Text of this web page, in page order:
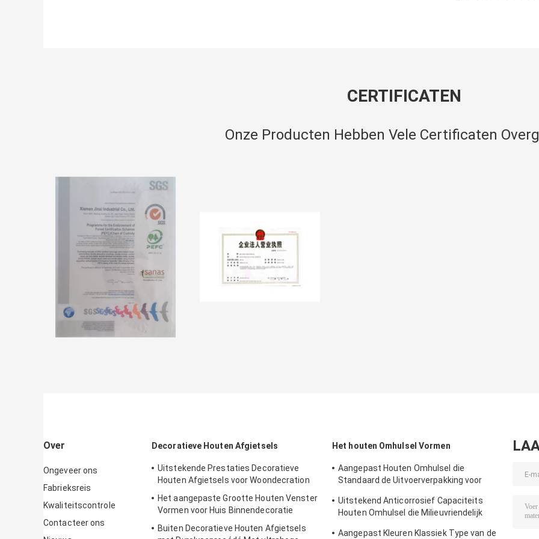
CERTIFICATEN
Onze Producten Hebben Vele Certificaten
Over
Ongeveer ons
Fabrieksreis
Kwaliteitscontrole
Contacteer ons
Decoratieve Houten Afgietsels
Uitstekende Prestaties Decoratieve
Houten Afgietsels voor Woondecration
Het aangepaste Grootte Houten Venster
Vormen voor Huis Binnendecoratie
Buiten Decoratieve Houten Afgietsels
Het houten Omhulsel Vormen
Aangepast Houten Omhulsel die
Standaard de Uitvoerverpakking voor
Uitstekend Anticorrosief Capaciteits
Houten Omhulsel die Milieuvriendelijk
Aangepast Kleuren Klassiek Type van de